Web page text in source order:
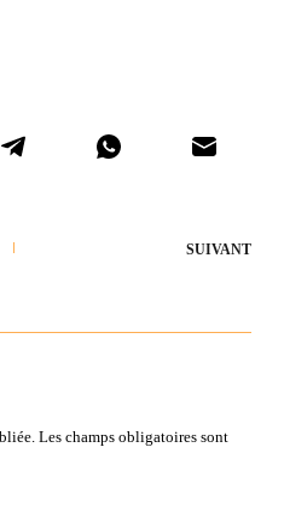
SUIVANT
Les champs obligatoires sont